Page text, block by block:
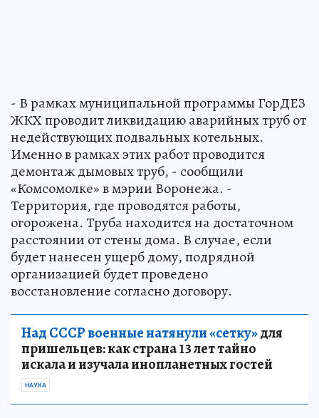
- В рамках муниципальной программы ГорДЕЗ
ЖКХ проводит ликвидацию аварийных труб от
недействующих подвальных котельных.
Именно в рамках этих работ проводится
демонтаж дымовых труб, - сообщили
«Комсомолке» в мэрии Воронежа. -
Территория, где проводятся работы,
огорожена. Труба находится на достаточном
расстоянии от стены дома. В случае, если
будет нанесен ущерб дому, подрядной
организацией будет проведено
восстановление согласно договору.
Над СССР военные натянули «сетку»для
пришельцев: как страна 13 лет тайно
искала и изучала инопланетных гостей
НАУКА